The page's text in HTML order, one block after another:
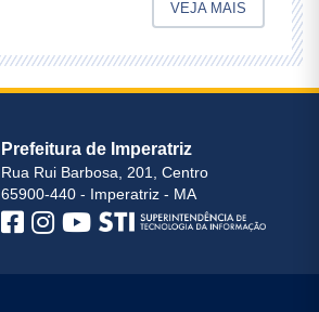
VEJA MAIS
Prefeitura de Imperatriz
Rua Rui Barbosa, 201, Centro
65900-440 - Imperatriz - MA